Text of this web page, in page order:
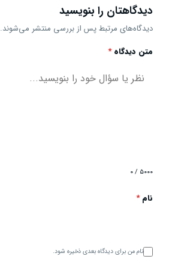
دیدگاهتان را بنویسید
دیدگاه‌های مرتبط پس از بررسی منتشر می‌شوند.
متن دیدگاه*
۰ / ۵۰۰۰
نام*
نام من برای دیدگاه بعدی ذخیره شود.